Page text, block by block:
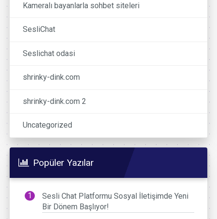
Kameralı bayanlarla sohbet siteleri
SesliChat
Seslichat odasi
shrinky-dink.com
shrinky-dink.com 2
Uncategorized
Popüler Yazılar
Sesli Chat Platformu Sosyal İletişimde Yeni
Bir Dönem Başlıyor!